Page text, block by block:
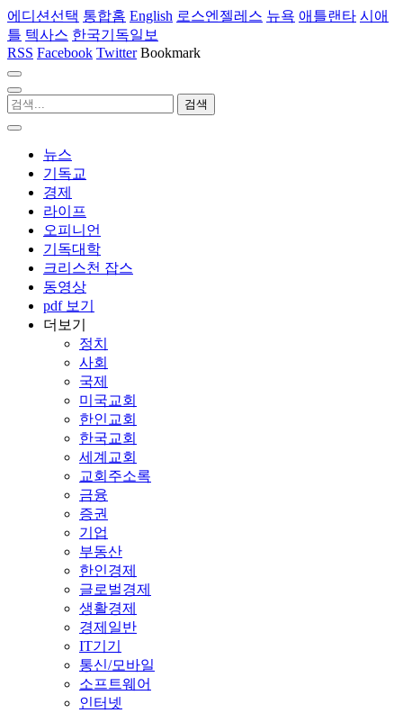
에디션선택 통합홈 English 로스엔젤레스 뉴욕 애틀랜타 시애
틀 텍사스 한국기독일보
RSS Facebook Twitter Bookmark
뉴스
기독교
경제
라이프
오피니언
기독대학
크리스천 잡스
동영상
pdf 보기
더보기
정치
사회
국제
미국교회
한인교회
한국교회
세계교회
교회주소록
금융
증권
기업
부동산
한인경제
글로벌경제
생활경제
경제일반
IT기기
통신/모바일
소프트웨어
인터넷